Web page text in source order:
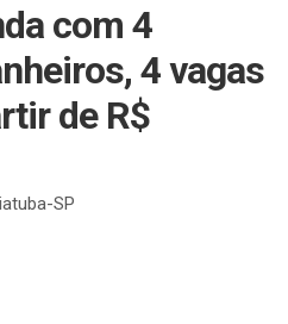
com 4
4 vagas
de R$
SP